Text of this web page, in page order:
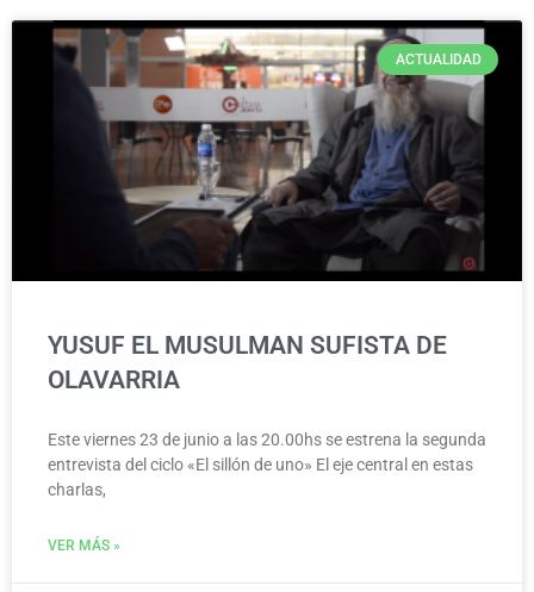
ACTUALIDAD
YUSUF EL MUSULMAN SUFISTA DE
OLAVARRIA
Este viernes 23 de junio a las 20.00hs se estrena la segunda
entrevista del ciclo «El sillón de uno» El eje central en estas
charlas,
VER MÁS »